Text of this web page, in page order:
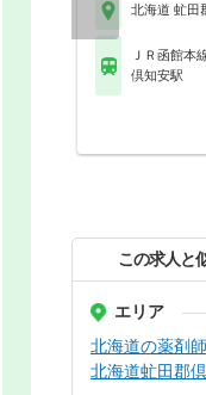
北海道 虻田
ＪＲ函館本
倶知安駅
この求人と
エリア
北海道の薬剤
北海道虻田郡